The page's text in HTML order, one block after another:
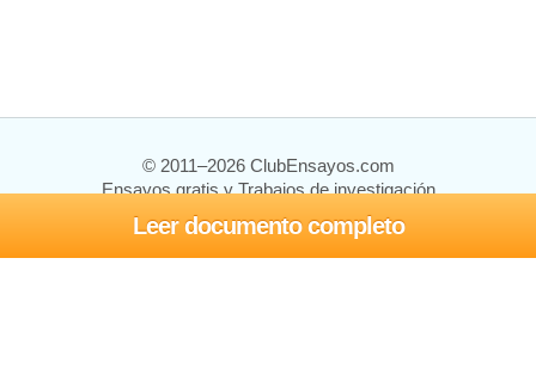
Leer documento completo
© 2011–2026 ClubEnsayos.com
Ensayos gratis y Trabajos de investigación